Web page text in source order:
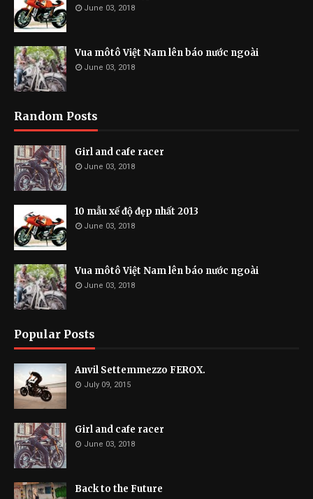
June 03, 2018
Vua môtô Việt Nam lên báo nước ngoài
June 03, 2018
Random Posts
Girl and cafe racer
June 03, 2018
10 mẫu xế độ đẹp nhất 2013
June 03, 2018
Vua môtô Việt Nam lên báo nước ngoài
June 03, 2018
Popular Posts
Anvil Settemmezzo FEROX.
July 09, 2015
Girl and cafe racer
June 03, 2018
Back to the Future